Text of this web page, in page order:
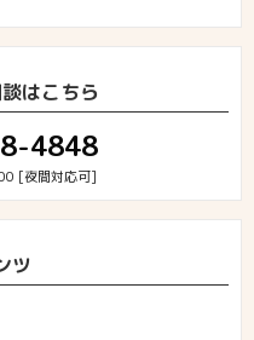
はこちら
4848
[夜間対応可]
ツ